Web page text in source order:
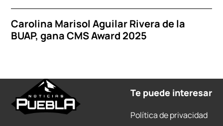
Carolina Marisol Aguilar Rivera de la
BUAP, gana CMS Award 2025
Te puede interesar
Política de privacidad